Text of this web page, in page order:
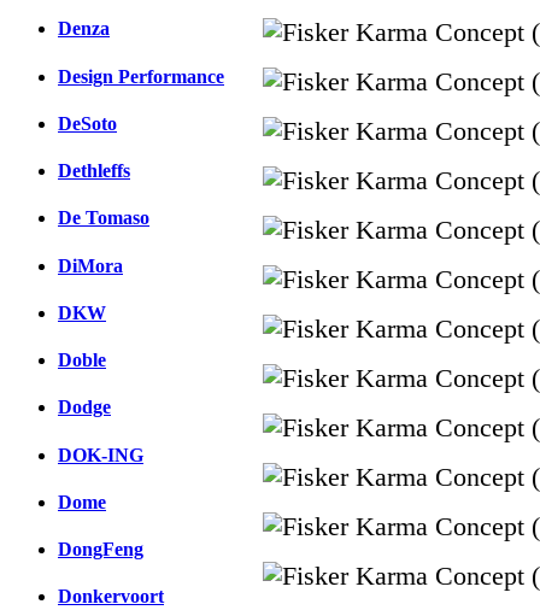
Denza
Design Performance
DeSoto
Dethleffs
De Tomaso
DiMora
DKW
Doble
Dodge
DOK-ING
Dome
DongFeng
Donkervoort